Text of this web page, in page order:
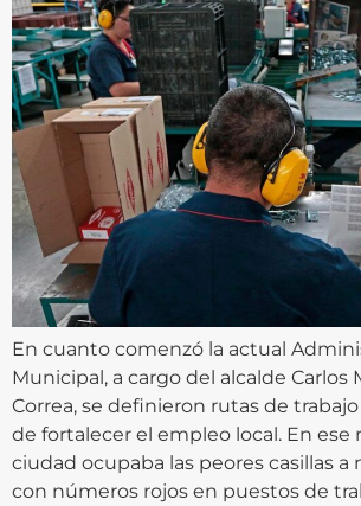
En cuanto comenzó la actual
Municipal, a cargo del alcalde Carlos
Correa, se definieron rutas de
de fortalecer el empleo local. En ese
ciudad ocupaba las peores casillas a
con números rojos en puestos de